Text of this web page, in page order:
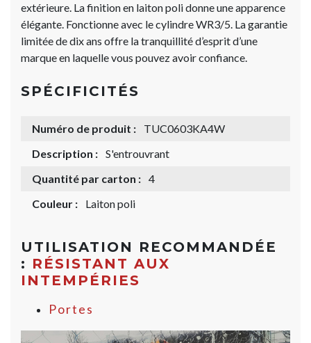
extérieure. La finition en laiton poli donne une apparence
élégante. Fonctionne avec le cylindre WR3/5. La garantie
limitée de dix ans offre la tranquillité d’esprit d’une
marque en laquelle vous pouvez avoir confiance.
SPÉCIFICITÉS
Numéro de produit :
TUC0603KA4W
Description : S'entrouvrant
Quantité par carton : 4
Couleur :
Laiton poli
UTILISATION RECOMMANDÉE
: RÉSISTANT AUX
INTEMPÉRIES
Portes